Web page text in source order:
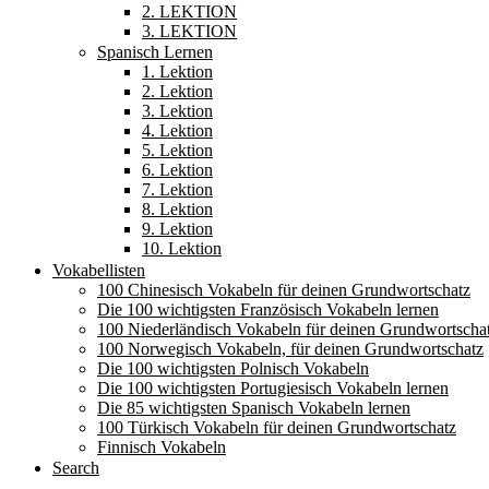
2. LEKTION
3. LEKTION
Spanisch Lernen
1. Lektion
2. Lektion
3. Lektion
4. Lektion
5. Lektion
6. Lektion
7. Lektion
8. Lektion
9. Lektion
10. Lektion
Vokabellisten
100 Chinesisch Vokabeln für deinen Grundwortschatz
Die 100 wichtigsten Französisch Vokabeln lernen
100 Niederländisch Vokabeln für deinen
100 Norwegisch Vokabeln, für deinen Grundwortschatz
Die 100 wichtigsten Polnisch Vokabeln
Die 100 wichtigsten Portugiesisch Vokabeln lernen
Die 85 wichtigsten Spanisch Vokabeln lernen
100 Türkisch Vokabeln für deinen Grundwortschatz
Finnisch Vokabeln
Search